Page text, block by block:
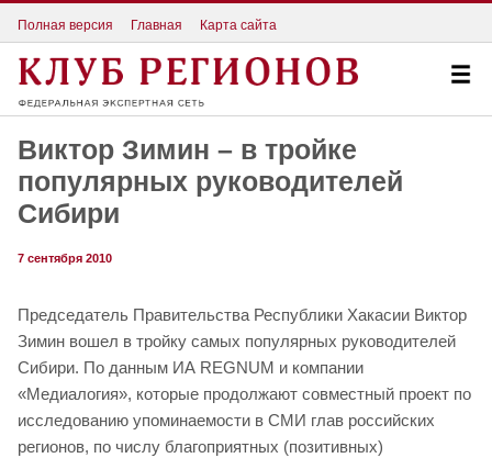
Полная версия Главная Карта сайта
Виктор Зимин – в тройке
популярных руководителей
Сибири
7 сентября 2010
Председатель Правительства Республики Хакасии Виктор
Зимин вошел в тройку самых популярных руководителей
Сибири. По данным ИА REGNUM и компании
«Медиалогия», которые продолжают совместный проект по
исследованию упоминаемости в СМИ глав российских
регионов, по числу благоприятных (позитивных)